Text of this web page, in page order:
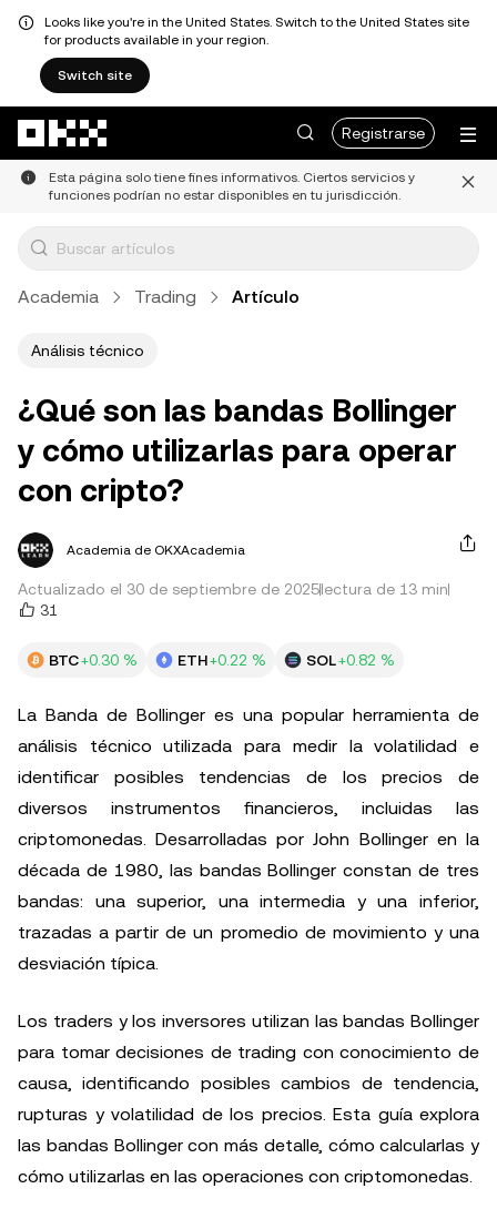
Looks like you're in the United States. Switch to the United States site
for products available in your region.
Switch site
Registrarse
Esta página solo tiene fines informativos. Ciertos servicios y
funciones podrían no estar disponibles en tu jurisdicción.
Academia Trading Artículo
Análisis técnico
¿Qué son las bandas Bollinger
y cómo utilizarlas para operar
con cripto?
Academia de OKXAcademia
Actualizado el 30 de septiembre de 2025lectura de 13 min
31
BTC+0.30 % ETH+0.22 % SOL+0.82 %
La Banda de Bollinger es una popular herramienta de
análisis técnico utilizada para medir la volatilidad e
identificar posibles tendencias de los precios de
diversos instrumentos financieros, incluidas las
criptomonedas. Desarrolladas por John Bollinger en la
década de 1980, las bandas Bollinger constan de tres
bandas: una superior, una intermedia y una inferior,
trazadas a partir de un promedio de movimiento y una
desviación típica.
Los traders y los inversores utilizan las bandas Bollinger
para tomar decisiones de trading con conocimiento de
causa, identificando posibles cambios de tendencia,
rupturas y volatilidad de los precios. Esta guía explora
las bandas Bollinger con más detalle, cómo calcularlas y
cómo utilizarlas en las operaciones con criptomonedas.